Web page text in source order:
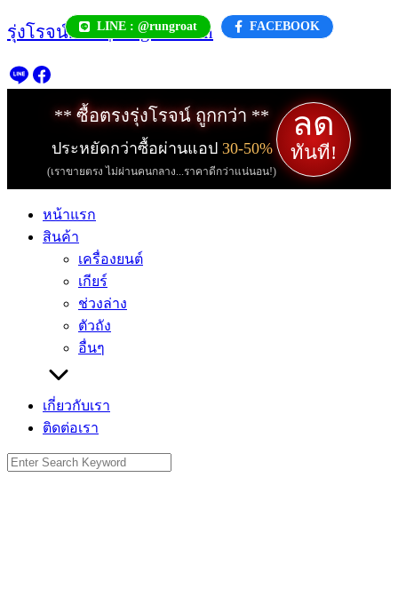
Skip
to
LINE : @rungroat FACEBOOK
รุ่งโรจน์.com | rungroat.com
** ซื้อตรงรุ่งโรจน์ ถูกกว่า **
ประหยัดกว่าซื้อผ่านแอป 30-50%
(เราขายตรง ไม่ผ่านคนกลาง...ราคาดีกว่าแน่นอน!)
ลด
ทันที!
หน้าแรก
สินค้า
เครื่องยนต์
เกียร์
ช่วงล่าง
ตัวถัง
อื่นๆ
เกี่ยวกับเรา
ติดต่อเรา
Search
for: